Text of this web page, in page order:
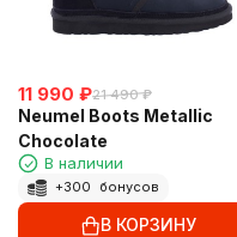
11 990 ₽21 490 ₽
Neumel Boots Metallic
Chocolate
В наличии
+300 бонусов
В КОРЗИНУ